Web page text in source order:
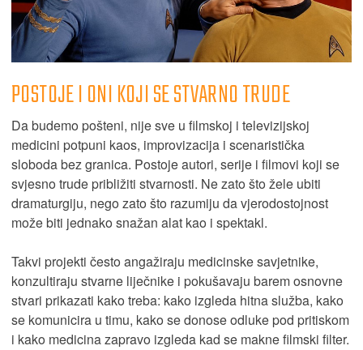
POSTOJE I ONI KOJI SE STVARNO TRUDE
Da budemo pošteni, nije sve u filmskoj i televizijskoj
medicini potpuni kaos, improvizacija i scenaristička
sloboda bez granica. Postoje autori, serije i filmovi koji se
svjesno trude približiti stvarnosti. Ne zato što žele ubiti
dramaturgiju, nego zato što razumiju da vjerodostojnost
može biti jednako snažan alat kao i spektakl.
Takvi projekti često angažiraju medicinske savjetnike,
konzultiraju stvarne liječnike i pokušavaju barem osnovne
stvari prikazati kako treba: kako izgleda hitna služba, kako
se komunicira u timu, kako se donose odluke pod pritiskom
i kako medicina zapravo izgleda kad se makne filmski filter.